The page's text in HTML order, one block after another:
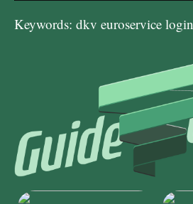
Keywords: dkv euroservice login